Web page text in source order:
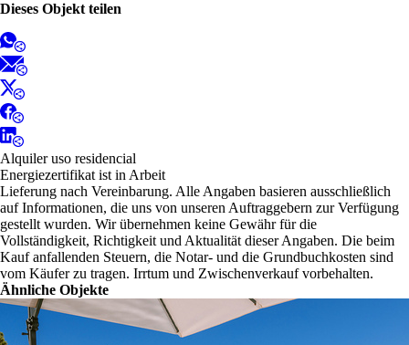
Dieses Objekt teilen
Alquiler uso residencial
Energiezertifikat ist in Arbeit
Lieferung nach Vereinbarung. Alle Angaben basieren ausschließlich
auf Informationen, die uns von unseren Auftraggebern zur Verfügung
gestellt wurden. Wir übernehmen keine Gewähr für die
Vollständigkeit, Richtigkeit und Aktualität dieser Angaben. Die beim
Kauf anfallenden Steuern, die Notar- und die Grundbuchkosten sind
vom Käufer zu tragen. Irrtum und Zwischenverkauf vorbehalten.
Ähnliche Objekte